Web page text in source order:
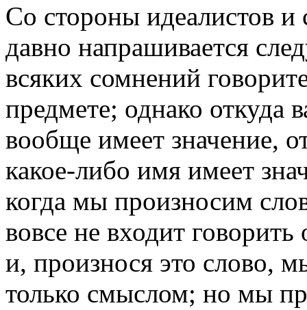
Со стороны идеалистов
давно напрашивается
всяких сомнений
предмете; однако откуда
вообще имеет значение,
какое-либо имя имеет
когда мы произносим
вовсе не входит
и, произнося это слово,
только смыслом; но мы